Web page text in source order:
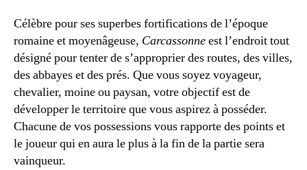
Célèbre pour ses superbes fortifications de l’époque
romaine et moyenâgeuse, Carcassonneest l’endroit tout
désigné pour tenter de s’approprier des routes, des villes,
des abbayes et des prés. Que vous soyez voyageur,
chevalier, moine ou paysan, votre objectif est de
développer le territoire que vous aspirez à posséder.
Chacune de vos possessions vous rapporte des points et
le joueur qui en aura le plus à la fin de la partie sera
vainqueur.